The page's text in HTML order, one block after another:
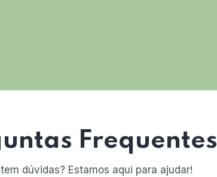
Frequentes
dúvidas? Estamos aqui para ajudar!